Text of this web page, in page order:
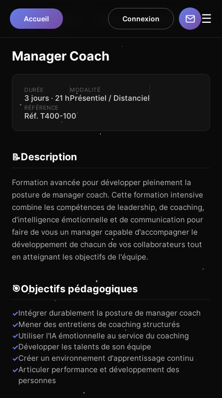
Accueil Connexion ☰
Accueil › Formations Management & Leadership
›
Manager Coach
Manager Coach
DURÉE
3 jours · 21 h
MODALITÉ
Présentiel / Distanciel
RÉFÉRENCE
Réf. T400-100
📝Description
Formation avancée pour développer pleinement la
posture de manager coach. Cette formation intensive
combine les compétences de leadership, de coaching,
d'intelligence émotionnelle et de communication pour
faire de vous un manager capable d'accompagner le
développement de chacun de vos collaborateurs tout
en atteignant les objectifs de l'équipe.
🎯Objectifs pédagogiques
Intégrer durablement la posture de manager coach
Mener des entretiens de coaching structurés
Utiliser l'IA émotionnelle au service du coaching
Développer les talents de son équipe
Créer un environnement d'apprentissage continu
Articuler performance et développement des
personnes